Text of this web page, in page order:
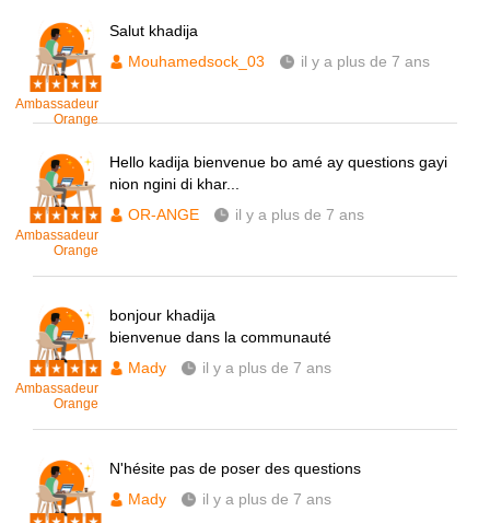
Ambassadeur
Orange
Salut khadija
Mouhamedsock_03
il y a plus de 7 ans
Ambassadeur
Orange
Hello kadija bienvenue bo amé ay questions gayi
nion ngini di khar...
OR-ANGE
il y a plus de 7 ans
Ambassadeur
Orange
bonjour khadija
bienvenue dans la communauté
Mady
il y a plus de 7 ans
N'hésite pas de poser des questions
Mady
il y a plus de 7 ans